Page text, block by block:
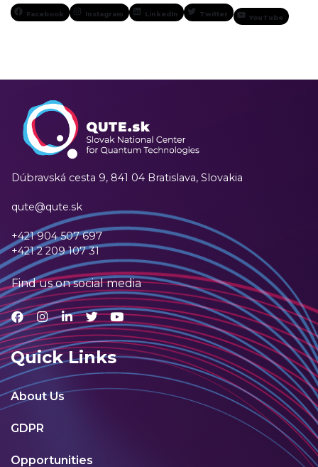
Facebook Instagram LinkedIn Twitter YouTube
Dúbravská cesta 9, 841 04 Bratislava, Slovakia
qute@qute.sk
+421 904 507 697
+421 2 209 107 31
Find us on social media
Quick Links
About Us
GDPR
Opportunities